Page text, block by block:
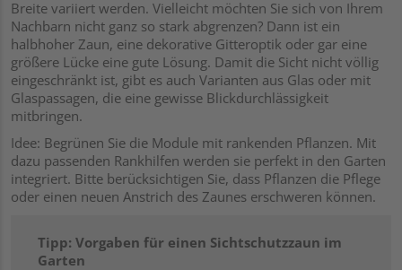
Breite variiert werden. Vielleicht möchten Sie sich von Ihrem
Nachbarn nicht ganz so stark abgrenzen? Dann ist ein
halbhoher Zaun, eine dekorative Gitteroptik oder gar eine
größere Lücke eine gute Lösung. Damit die Sicht nicht völlig
eingeschränkt ist, gibt es auch Varianten aus Glas oder mit
Glaspassagen, die eine gewisse Blickdurchlässigkeit
mitbringen.
Idee: Begrünen Sie die Module mit rankenden Pflanzen. Mit
dazu passenden Rankhilfen werden sie perfekt in den Garten
integriert. Bitte berücksichtigen Sie, dass Pflanzen die Pflege
oder einen neuen Anstrich des Zaunes erschweren können.
Tipp: Vorgaben für einen Sichtschutzzaun im
Garten